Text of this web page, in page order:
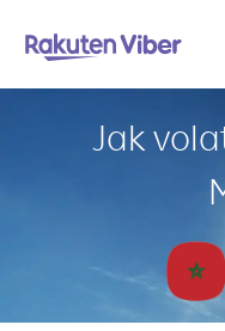
Jak